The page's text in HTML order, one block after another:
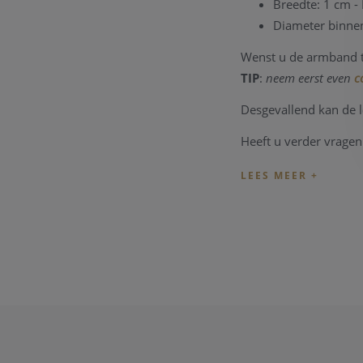
Breedte: 1 cm
Diameter
Wenst u de armband
TIP: neem eerst even
Desgevallend kan
Heeft u verder